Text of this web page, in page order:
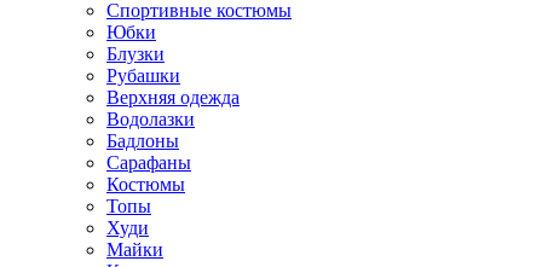
Спортивные костюмы
Юбки
Блузки
Рубашки
Верхняя одежда
Водолазки
Бадлоны
Сарафаны
Костюмы
Топы
Худи
Майки